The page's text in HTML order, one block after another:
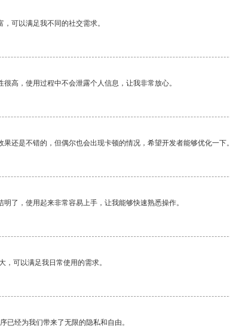
可以满足我不同的社交需求。
高，使用过程中不会泄露个人信息，让我非常放心。
还是不错的，但偶尔也会出现卡顿的情况，希望开发者能够优化一下。
了，使用起来非常容易上手，让我能够快速熟悉操作。
，可以满足我日常使用的需求。
已经为我们带来了无限的隐私和自由。